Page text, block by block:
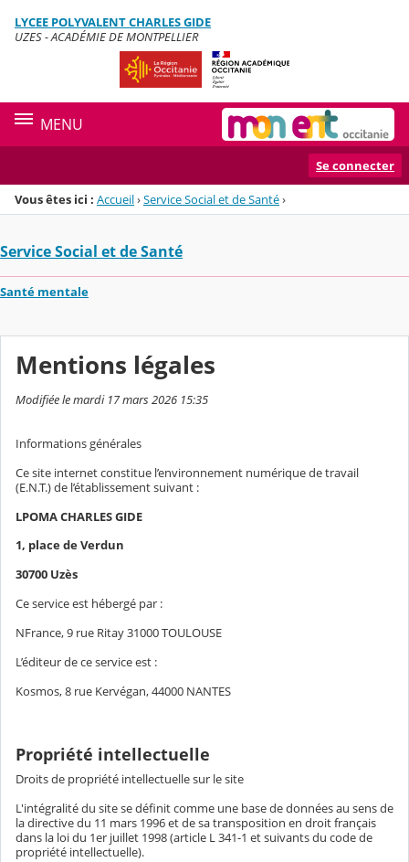
Menu de la rubrique
Contenu
LYCEE POLYVALENT CHARLES GIDE
UZES - ACADÉMIE DE MONTPELLIER
MENU
Se connecter
Vous êtes ici : Accueil›Service Social et de Santé›
Service Social et de Santé
Santé mentale
Mentions légales
Modifiée le mardi 17 mars 2026 15:35
Informations générales
Ce site internet constitue l’environnement numérique de travail
(E.N.T.) de l’établissement suivant :
LPOMA CHARLES GIDE
1, place de Verdun
30700 Uzès
Ce service est hébergé par :
NFrance, 9 rue Ritay 31000 TOULOUSE
L’éditeur de ce service est :
Kosmos, 8 rue Kervégan, 44000 NANTES
Propriété intellectuelle
Droits de propriété intellectuelle sur le site
L'intégralité du site se définit comme une base de données au sens de
la directive du 11 mars 1996 et de sa transposition en droit français
dans la loi du 1er juillet 1998 (article L 341-1 et suivants du code de
propriété intellectuelle).